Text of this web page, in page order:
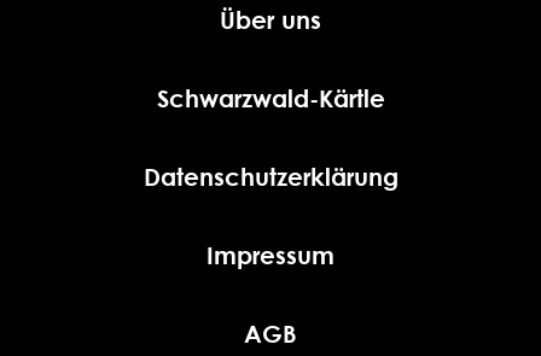
Über uns
Schwarzwald-Kärtle
Datenschutzerklärung
Impressum
AGB